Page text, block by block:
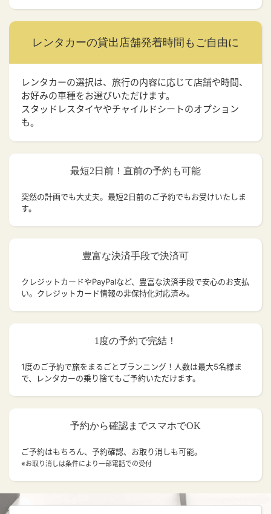
レンタカーの貸出店舗発着時間もご自由に
レンタカーの選択は、旅行の内容に応じて店舗や時間、
お好みの車種をお選びいただけます。
スタッドレスタイヤやチャイルドシートのオプション
も。
最短2日前！直前の予約も可能
突然の計画でも大丈夫。 最短2日前のご予約でもお受けいたしま
す。
豊富な決済手段で決済可
クレジットカードやPayPalなど、豊富な決済手段で安心のお支払
い。クレジットカード情報の非保持化対応済み。
1度の予約で完結！
1度のご予約で旅をまるごとプランニング！人数は最大5名様ま
で、レンタカーの乗り捨てもご予約いただけます。
予約から確認までスマホでOK
ご予約はもちろん、予約確認、お取り消しも可能。
※お取り消しは条件により一部電話での受付